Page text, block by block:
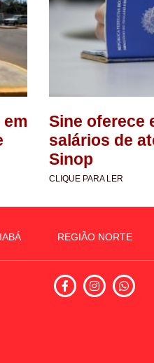
Sine oferece
salários de
Sinop
CLIQUE PARA LER
REGIÃO NORTE